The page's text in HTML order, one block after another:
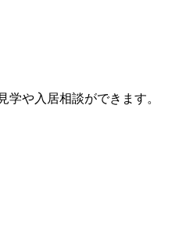
や入居相談ができます。